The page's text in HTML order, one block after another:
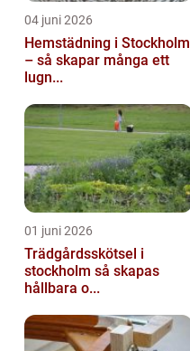
04 juni 2026
Hemstädning i Stockholm
– så skapar många ett
lugn...
01 juni 2026
Trädgårdsskötsel i
stockholm så skapas
hållbara o...